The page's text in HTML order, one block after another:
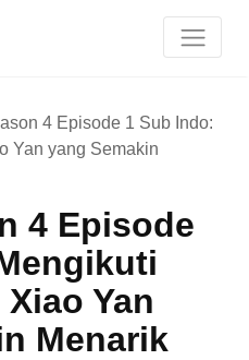
4 Episode 1 Sub Indo:
Yan yang Semakin
4 Episode
Yan
Menarik